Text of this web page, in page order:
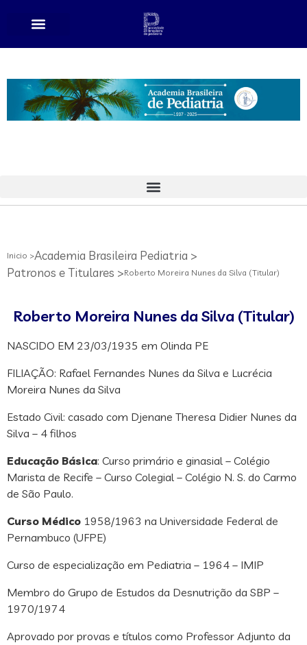
Inicio >Academia Brasileira Pediatria >
Patronos e Titulares >Roberto Moreira Nunes da Silva (Titular)
Roberto Moreira Nunes da Silva (Titular)
NASCIDO EM 23/03/1935 em Olinda PE
FILIAÇÃO: Rafael Fernandes Nunes da Silva e Lucrécia
Moreira Nunes da Silva
Estado Civil: casado com Djenane Theresa Didier Nunes da
Silva – 4 filhos
Educação Básica: Curso primário e ginasial – Colégio
Marista de Recife – Curso Colegial – Colégio N. S. do Carmo
de São Paulo.
Curso Médico 1958/1963 na Universidade Federal de
Pernambuco (UFPE)
Curso de especialização em Pediatria – 1964 – IMIP
Membro do Grupo de Estudos da Desnutrição da SBP –
1970/1974
Aprovado por provas e títulos como Professor Adjunto da